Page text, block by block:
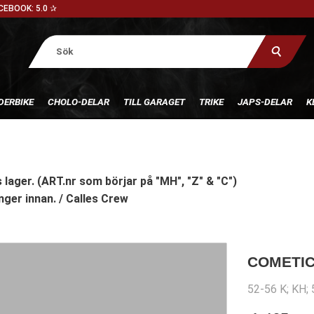
5.0 ✰
CHOLO-DELAR TILL GARAGET TRIKE JAPS-DELAR
(ART.nr som börjar på "MH", "Z" & "C")
innan. / Calles Crew
52-56 K; KH;